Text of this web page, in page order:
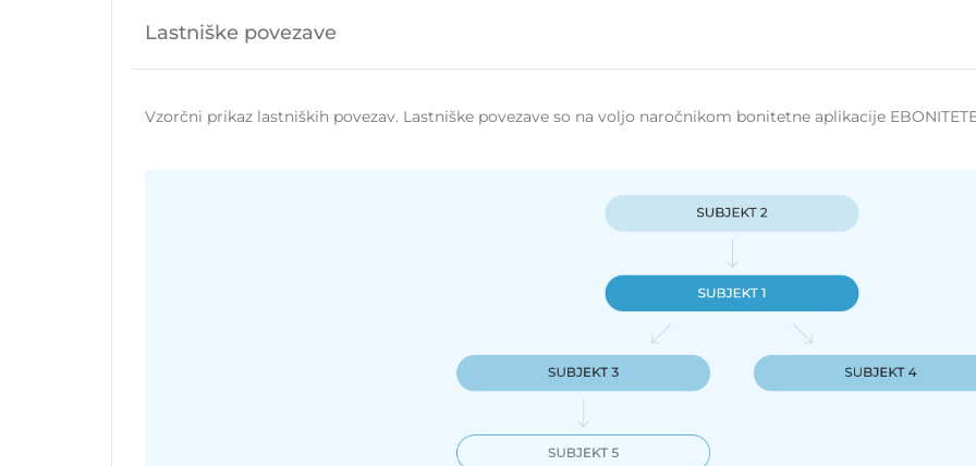
Lastniške povezave
Vzorčni prikaz lastniških povezav. Lastniške povezave so na voljo naročnikom bonitetne aplikacije